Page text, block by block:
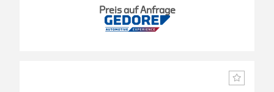
Preis auf Anfrage